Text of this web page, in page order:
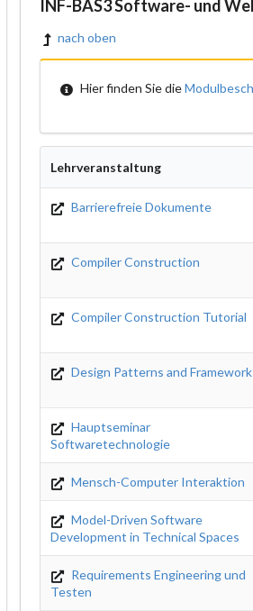
INF-BAS3 Software- und
nach oben
Hier finden Sie die
Lehrveranstaltung
Barrierefreie Dokumente
Compiler Construction
Compiler Construction Tutorial
Design Patterns and
Hauptseminar
Softwaretechnologie
Mensch-Computer Interaktion
Model-Driven Software
Development in Technical Spaces
Requirements Engineering und
Testen